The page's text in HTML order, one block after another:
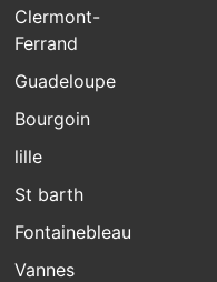
Clermont-
Ferrand
Guadeloupe
Bourgoin
lille
St barth
Fontainebleau
Vannes